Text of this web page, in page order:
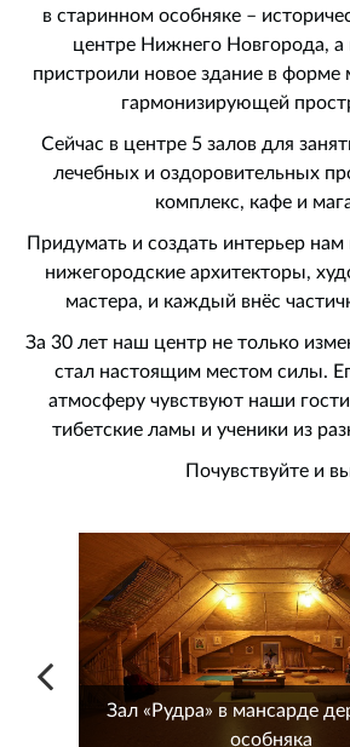
в старинном особняке –
центре Нижнего Новгорода, а
пристроили новое здание в
гармонизирующей
Сейчас в центре 5 залов для
лечебных и оздоровительных
комплекс, кафе и
Придумать и создать интерьер нам
нижегородские архитекторы,
мастера, и каждый внёс
За 30 лет наш центр не только
стал настоящим местом силы.
атмосферу чувствуют наши
тибетские ламы и ученики из
Почувствуйте и
Зал «Рудра» в мансарде
особняка